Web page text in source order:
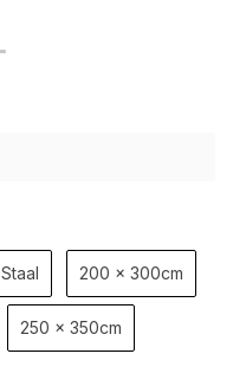
Staal 200 x 300cm
250 x 350cm